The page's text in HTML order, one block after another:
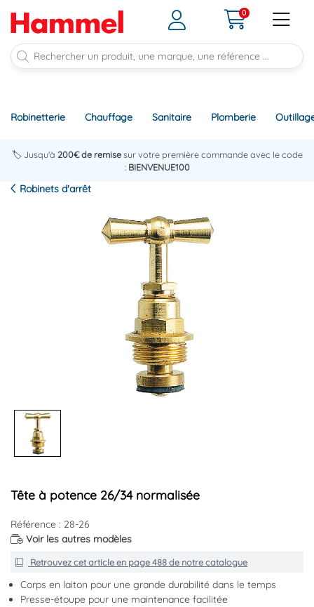
0
Robinetterie Chauffage Sanitaire Plomberie
🏷️ Jusqu'à 200€ de remisesur votre première commande avec le code
: BIENVENUE100
Robinets d'arrêt
Tête à potence 26/34 normalisée
Référence : 28-26
Voir les autres modèles
Retrouvez cet article en page 488de notre catalogue
Corps en laiton pour une grande durabilité dans le temps
Presse-étoupe pour une maintenance facilitée